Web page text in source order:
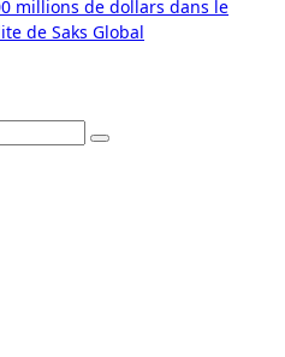
millions de dollars dans le
de Saks Global